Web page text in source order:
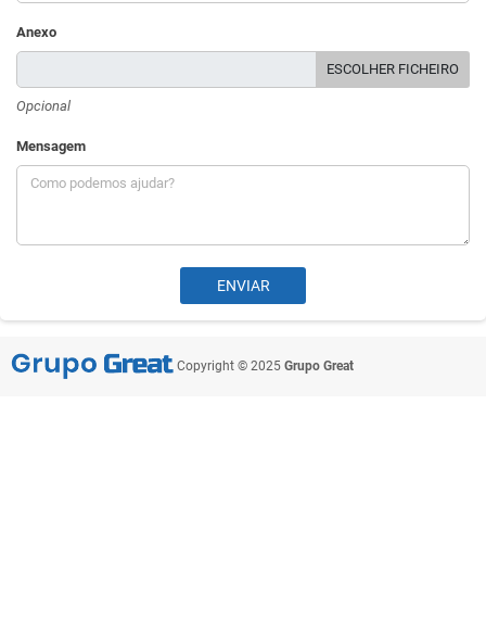
Anexo
ESCOLHER FICHEIRO
Opcional
Mensagem
Copyright © 2025 Grupo Great